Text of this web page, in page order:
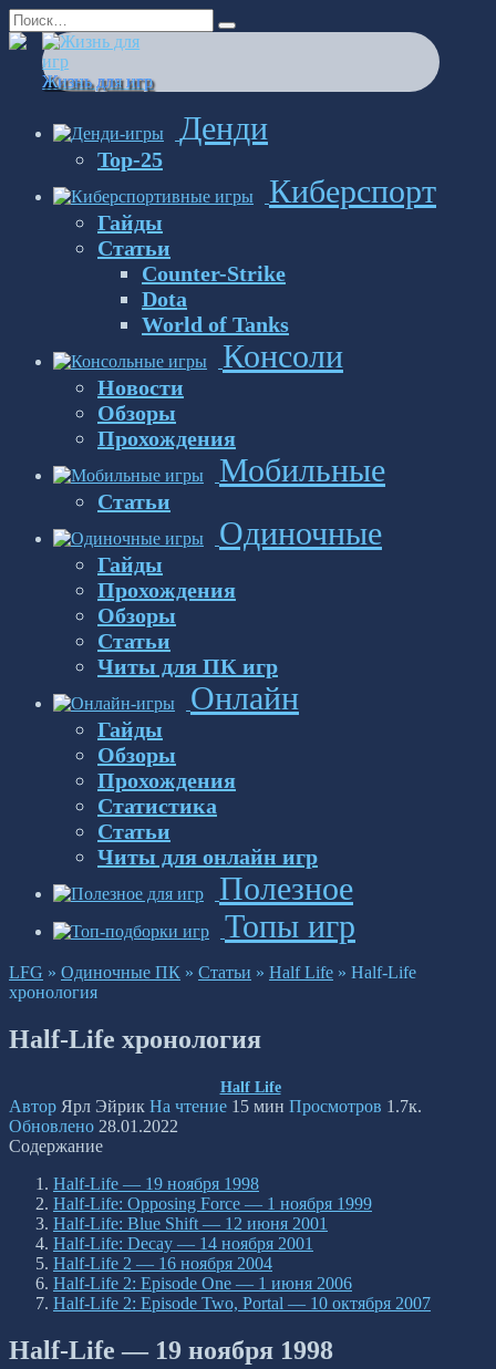
Перейти
к
содержанию
Search
for:
Жизнь для игр
Денди
Top-25
Киберспорт
Гайды
Статьи
Counter-Strike
Dota
World of Tanks
Консоли
Новости
Обзоры
Прохождения
Мобильные
Статьи
Одиночные
Гайды
Прохождения
Обзоры
Статьи
Читы для ПК игр
Онлайн
Гайды
Обзоры
Прохождения
Статистика
Статьи
Читы для онлайн игр
Полезное
Топы игр
LFG » Одиночные ПК » Статьи » Half Life » Half-Life
хронология
Half-Life хронология
Half Life
Автор Ярл Эйрик На чтение 15 мин Просмотров 1.7к.
Обновлено 28.01.2022
Содержание
Half-Life — 19 ноября 1998
Half-Life: Opposing Force — 1 ноября 1999
Half-Life: Blue Shift — 12 июня 2001
Half-Life: Decay — 14 ноября 2001
Half-Life 2 — 16 ноября 2004
Half-Life 2: Episode One — 1 июня 2006
Half-Life 2: Episode Two, Portal — 10 октября 2007
Half-Life — 19 ноября 1998